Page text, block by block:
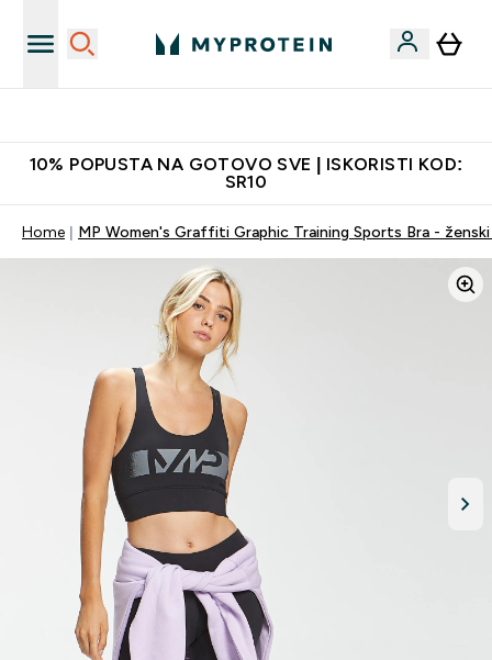
10% POPUSTA NA GOTOVO SVE | ISKORISTI KOD:
SR10
Home MP Women's Graffiti Graphic Training Sports Bra -